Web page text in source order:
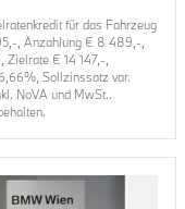
für das Fahrzeug
,-, Anzahlung € 8 489,-,
, Zielrate € 14 147,-,
6,66%, Sollzinssatz var.
NoVA und MwSt..